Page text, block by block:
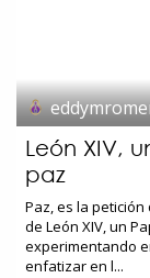
León XIV,
paz
Paz, es la
de León XIV, un
experimentando
enfatizar en l...